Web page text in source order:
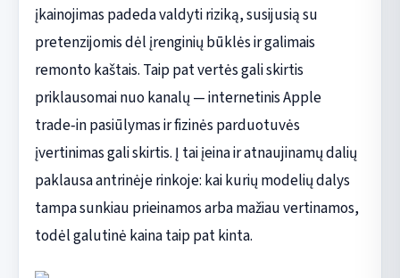
įkainojimas padeda valdyti riziką, susijusią su
pretenzijomis dėl įrenginių būklės ir galimais
remonto kaštais. Taip pat vertės gali skirtis
priklausomai nuo kanalų — internetinis Apple
trade‑in pasiūlymas ir fizinės parduotuvės
įvertinimas gali skirtis. Į tai įeina ir atnaujinamų dalių
paklausa antrinėje rinkoje: kai kurių modelių dalys
tampa sunkiau prieinamos arba mažiau vertinamos,
todėl galutinė kaina taip pat kinta.